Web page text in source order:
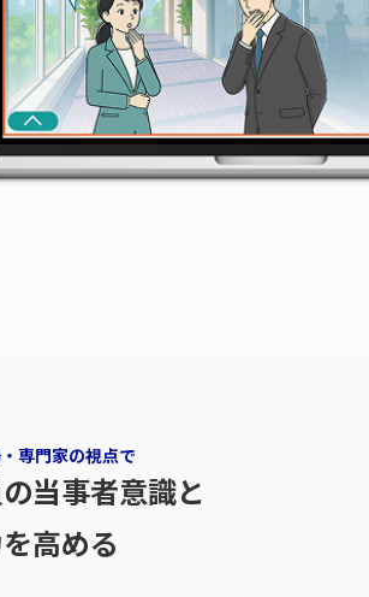
専門家の視点で
当事者意識と
高める